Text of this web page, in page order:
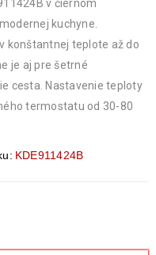
v čiernom
kuchyne.
konštantnej teplote až do
je aj pre šetrné
cesta. Nastavenie teploty
termostatu od 30-80
KDE911424B